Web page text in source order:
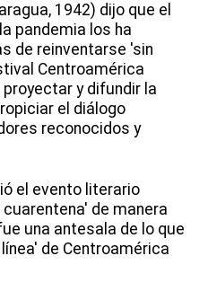
1942) dijo que el
pandemia los ha
de reinventarse 'sin
Centroamérica
y difundir la
el diálogo
reconocidos y
el evento literario
de manera
una antesala de lo que
de Centroamérica